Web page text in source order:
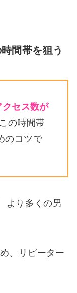
間帯を狙う
クセス数が
この時間帯
のコツで
より多くの男
、リピーター